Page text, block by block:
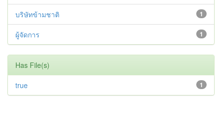
1
บริษัทข้ามชาติ
1
ผู้จัดการ
Has File(s)
1
true